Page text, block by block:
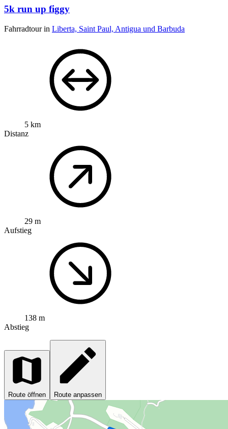
5k run up figgy
Fahrradtour in Liberta, Saint Paul, Antigua und Barbuda
5 km
Distanz
29 m
Aufstieg
138 m
Abstieg
Route öffnen Route anpassen